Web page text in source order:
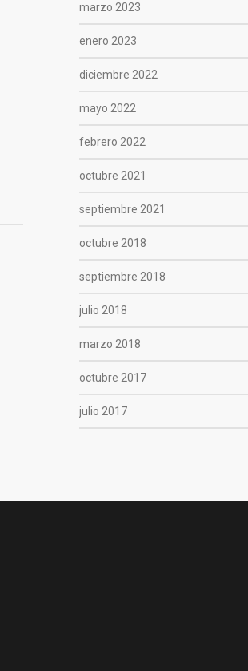
marzo 2023
enero 2023
diciembre 2022
mayo 2022
febrero 2022
octubre 2021
septiembre 2021
octubre 2018
septiembre 2018
julio 2018
marzo 2018
octubre 2017
julio 2017